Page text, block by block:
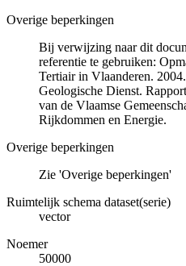
Overige beperkingen
Bij verwijzing naar dit
referentie te gebruiken:
Tertiair in Vlaanderen.
Geologische Dienst.
van de Vlaamse
Rijkdommen en Energie.
Overige beperkingen
Zie 'Overige beperkingen'
Ruimtelijk schema dataset(serie)
vector
Noemer
50000